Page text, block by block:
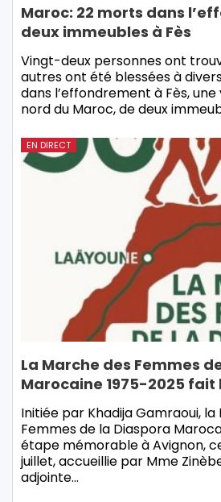
Maroc: 22 morts dans
deux immeubles à Fès
Vingt-deux personnes ont
autres ont été blessées à
dans l’effondrement à Fès,
nord du Maroc, de deux
EN DIRECT
La Marche des Femmes
Marocaine 1975-2025
Initiée par Khadija Gamraoui,
Femmes de la Diaspora
étape mémorable à Avignon,
juillet, accueillie par Mme
adjointe…